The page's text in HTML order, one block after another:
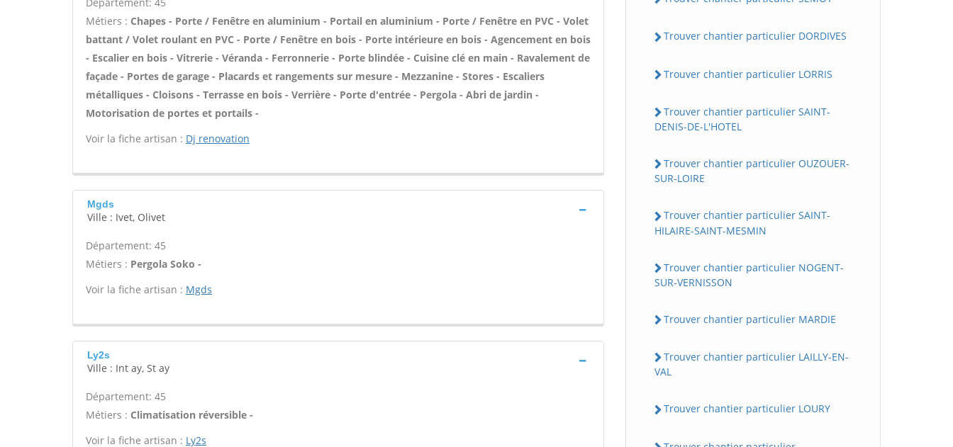
Métiers : Chapes - Porte / Fenêtre en aluminium - Portail en aluminium - Porte / Fenêtre en PVC - Volet
battant / Volet roulant en PVC - Porte / Fenêtre en bois - Porte intérieure en bois - Agencement en bois
- Escalier en bois - Vitrerie - Véranda - Ferronnerie - Porte blindée - Cuisine clé en main - Ravalement de
façade - Portes de garage - Placards et rangements sur mesure - Mezzanine - Stores - Escaliers
métalliques - Cloisons - Terrasse en bois - Verrière - Porte d'entrée - Pergola - Abri de jardin -
Motorisation de portes et portails -
Voir la fiche artisan : Dj renovation
Mgds
Ville : Ivet, Olivet
Département: 45
Métiers : Pergola Soko -
Voir la fiche artisan : Mgds
Ly2s
Ville : Int ay, St ay
Département: 45
Métiers : Climatisation réversible -
Voir la fiche artisan : Ly2s
Trouver chantier particulier DORDIVES
Trouver chantier particulier LORRIS
Trouver chantier particulier SAINT-
DENIS-DE-L'HOTEL
Trouver chantier particulier OUZOUER-
SUR-LOIRE
Trouver chantier particulier SAINT-
HILAIRE-SAINT-MESMIN
Trouver chantier particulier NOGENT-
SUR-VERNISSON
Trouver chantier particulier MARDIE
Trouver chantier particulier LAILLY-EN-
VAL
Trouver chantier particulier LOURY